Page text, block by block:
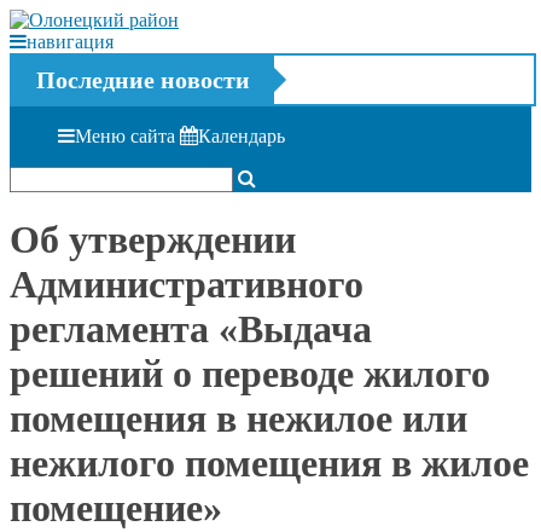
навигация
Последние новости
Меню сайта Календарь
Об утверждении
Административного
регламента «Выдача
решений о переводе жилого
помещения в нежилое или
нежилого помещения в жилое
помещение»